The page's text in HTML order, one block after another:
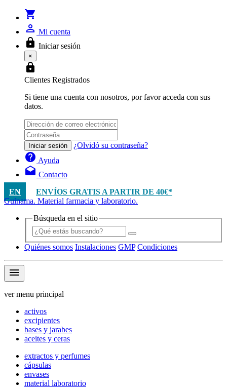
shopping_cart
person_outline Mi cuenta
lock Iniciar sesión
×
lock
Clientes Registrados
Si tiene una cuenta con nosotros, por favor acceda con sus
datos.
Iniciar sesión ¿Olvidó su contraseña?
help Ayuda
drafts Contacto
EN
ENVÍOS GRATIS A PARTIR DE 40€*
Guinama. Material farmacia y laboratorio.
Búsqueda en el sitio
Quiénes somos Instalaciones GMP Condiciones
menu
ver menu principal
activos
excipientes
bases y jarabes
aceites y ceras
extractos y perfumes
cápsulas
envases
material laboratorio